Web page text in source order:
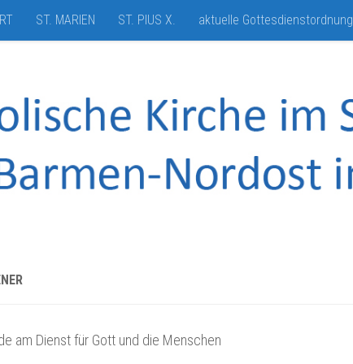
ST. MARIEN ST. PIUS X. aktuelle Gottesdienstordnung
am Dienst für Gott und die Menschen